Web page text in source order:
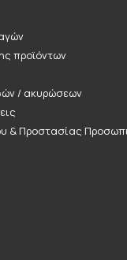
προϊόντων
/ ακυρώσεων
& Προστασίας